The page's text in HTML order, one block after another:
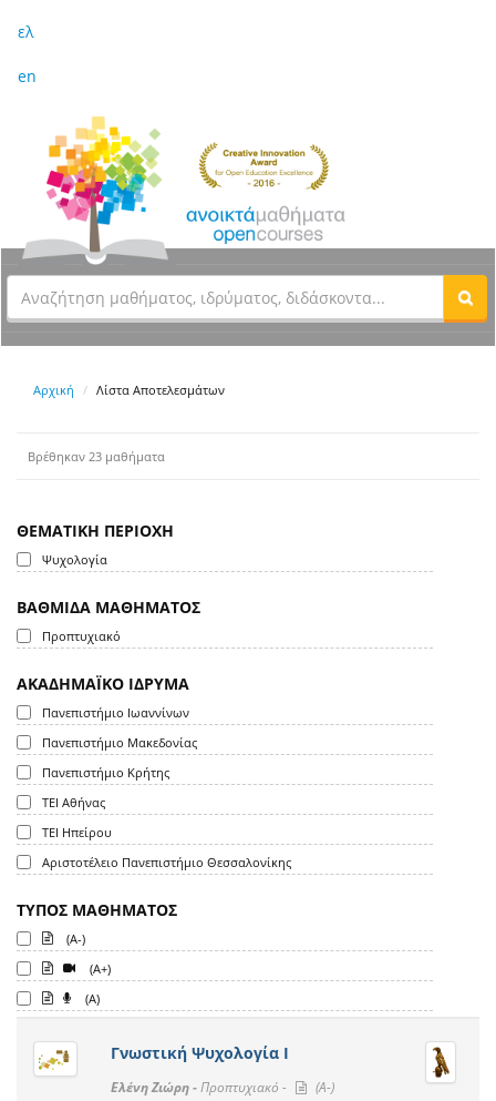
ελ
en
Αρχική Λίστα Αποτελεσμάτων
Βρέθηκαν 23 μαθήματα
ΘΕΜΑΤΙΚΗ ΠΕΡΙΟΧΗ
Ψυχολογία
ΒΑΘΜΙΔΑ ΜΑΘΗΜΑΤΟΣ
Προπτυχιακό
ΑΚΑΔΗΜΑΪΚΟ ΙΔΡΥΜΑ
Πανεπιστήμιο Ιωαννίνων
Πανεπιστήμιο Μακεδονίας
Πανεπιστήμιο Κρήτης
ΤΕΙ Αθήνας
ΤΕΙ Ηπείρου
Αριστοτέλειο Πανεπιστήμιο Θεσσαλονίκης
ΤΥΠΟΣ ΜΑΘΗΜΑΤΟΣ
(A-)
(A+)
(A)
Γνωστική Ψυχολογία Ι
Ελένη Ζιώρη -Προπτυχιακό -
(A-)